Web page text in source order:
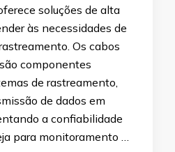
soluções de alta
às necessidades de
Os cabos
componentes
de rastreamento,
de dados em
a confiabilidade
para monitoramento …